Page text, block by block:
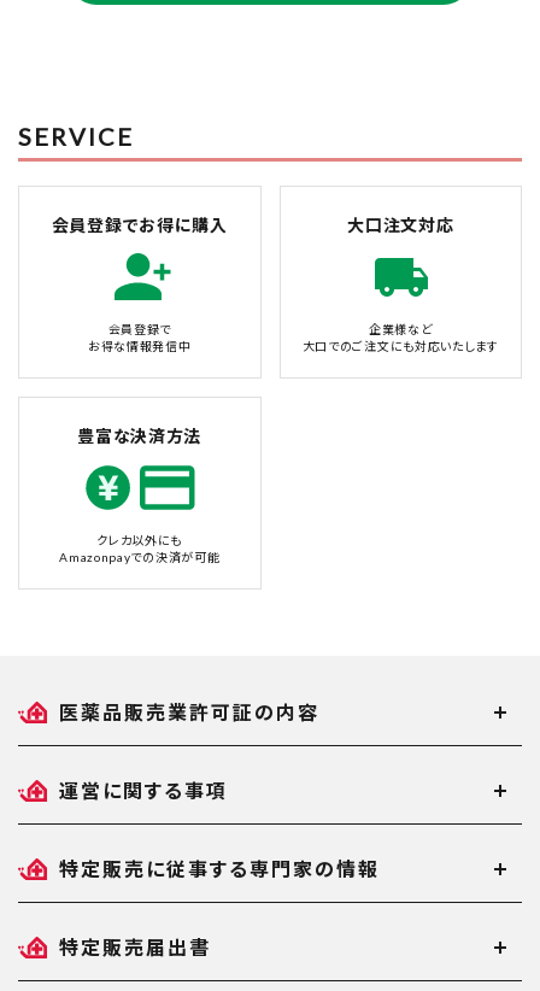
SERVICE
会員登録でお得に購入
会員登録で
お得な情報発信中
大口注文対応
企業様など
大口でのご注文にも対応いたします
豊富な決済方法
クレカ以外にも
Amazonpayでの決済が可能
医薬品販売業許可証の内容
運営に関する事項
特定販売に従事する専門家の情報
特定販売届出書